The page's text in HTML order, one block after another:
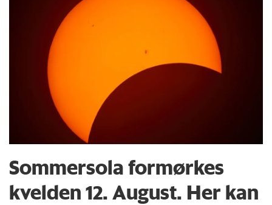
Sommersola formørkes
kvelden 12. August. Her kan